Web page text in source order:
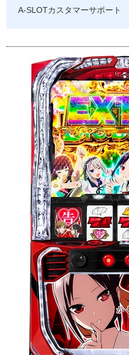
A-SLOTカスタマーサポート